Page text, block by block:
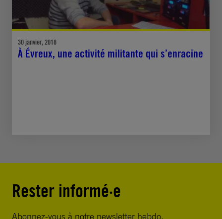
30 janvier, 2018
À Évreux, une activité militante qui s’enracine
Rester informé·e
Abonnez-vous à notre newsletter hebdo.